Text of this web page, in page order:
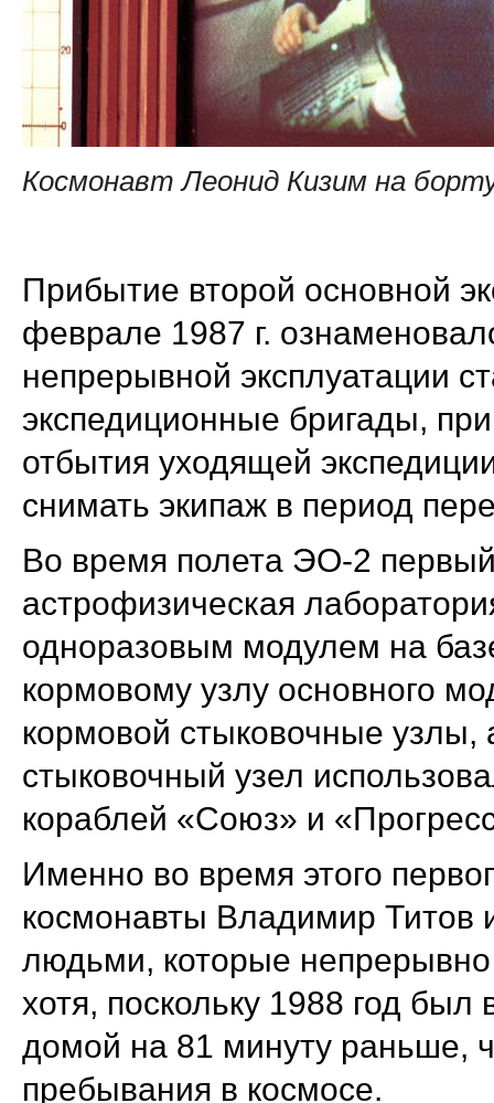
Космонавт Леонид Кизим на
Прибытие второй основной
феврале 1987 г.
непрерывной эксплуатации
экспедиционные бригады,
отбытия уходящей
снимать экипаж в период
Во время полета ЭО-2
астрофизическая
одноразовым модулем на
кормовому узлу основного
кормовой стыковочные узлы,
стыковочный узел
кораблей «Союз» и
Именно во время этого
космонавты Владимир
людьми, которые
хотя, поскольку 1988 год
домой на 81 минуту раньше,
пребывания в космосе.